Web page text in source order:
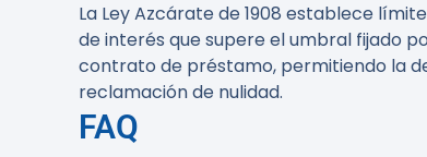
La Ley Azcárate de 1908 establece
de interés que supere el umbral fijado
contrato de préstamo, permitiendo la
reclamación de nulidad.
FAQ